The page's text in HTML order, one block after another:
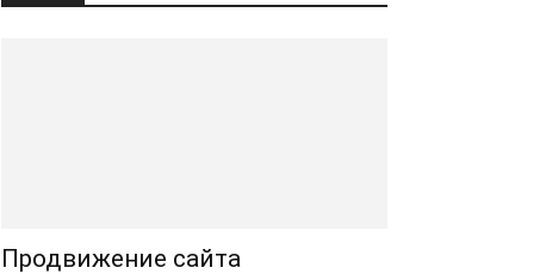
Продвижение сайта